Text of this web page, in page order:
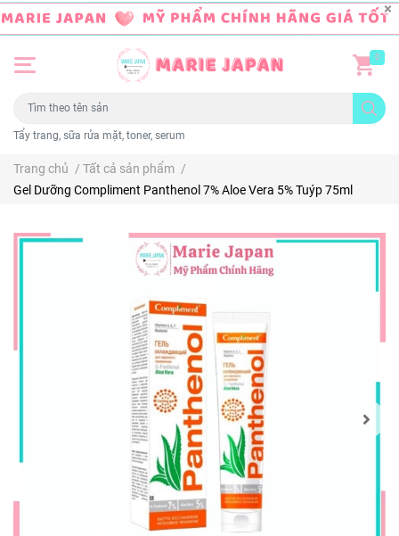
Tẩy trang, sữa rửa mặt, toner, serum
0
Trang chủ / Tất cả sản phẩm /
Gel Dưỡng Compliment Panthenol 7% Aloe Vera 5% Tuýp 75ml